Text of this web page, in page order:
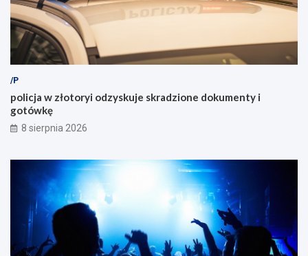
/P
policja w złotoryi odzyskuje skradzione dokumenty i
gotówkę
8 sierpnia 2026